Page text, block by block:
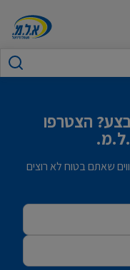
הצטרפו
שאתם בטוח לא רוצים